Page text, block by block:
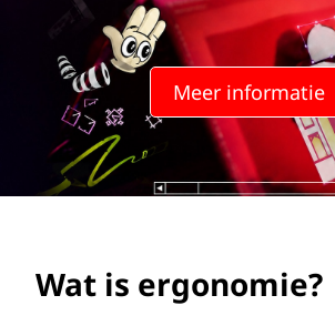
e
Meer informatie
Wat is ergonomie?